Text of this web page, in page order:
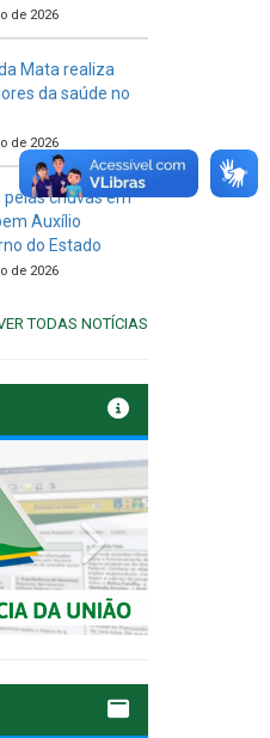
de 2026
Mata realiza
da saúde no
de 2026
chuvas em
Auxílio
do Estado
de 2026
TODAS NOTÍCIAS
Next